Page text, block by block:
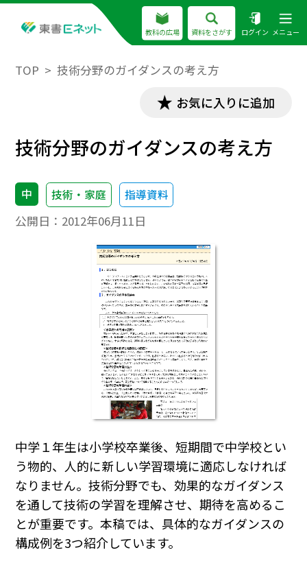
教科の広場 資料をさがす ログイン メニュー
TOP 技術分野のガイダンスの考え方
お気に入りに追加
技術分野のガイダンスの考え方
中 技術・家庭 指導資料
公開日： 2012年06月11日
中学１年生は小学校卒業後、短期間で中学校とい
う物的、人的に新しい学習環境に適応しなければ
なりません。技術分野でも、効果的なガイダンス
を通して技術の学習を理解させ、期待を高めるこ
とが重要です。本稿では、具体的なガイダンスの
構成例を3つ紹介しています。